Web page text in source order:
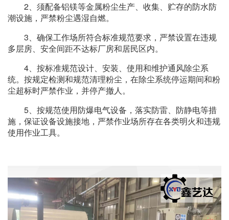
2、须配备铝镁等金属粉尘生产、收集、贮存的防水防
潮设施，严禁粉尘遇湿自燃。
3、确保工作场所符合标准规范要求，严禁设置在违规
多层房、安全间距不达标厂房和居民区内。
4、按标准规范设计、安装、使用和维护通风除尘系
统。按规定检测和规范清理粉尘，在除尘系统停运期间和粉
尘超标时严禁作业，并停产撤人。
5、按规范使用防爆电气设备，落实防雷、防静电等措
施，保证设备设施接地，严禁作业场所存在各类明火和违规
使用作业工具。